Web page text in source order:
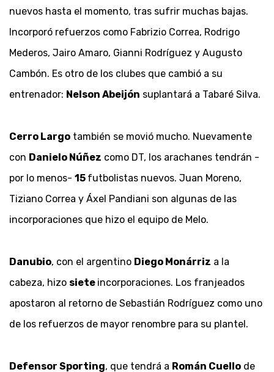
nuevos hasta el momento, tras sufrir muchas bajas.
Incorporó refuerzos como Fabrizio Correa, Rodrigo
Mederos, Jairo Amaro, Gianni Rodríguez y Augusto
Cambón. Es otro de los clubes que cambió a su
entrenador: Nelson Abeijón suplantará a Tabaré Silva.
Cerro Largo también se movió mucho. Nuevamente
con Danielo Núñez como DT, los arachanes tendrán -
por lo menos- 15 futbolistas nuevos. Juan Moreno,
Tiziano Correa y Áxel Pandiani son algunas de las
incorporaciones que hizo el equipo de Melo.
Danubio, con el argentino Diego Monárriz a la
cabeza, hizo siete incorporaciones. Los franjeados
apostaron al retorno de Sebastián Rodríguez como uno
de los refuerzos de mayor renombre para su plantel.
Defensor Sporting, que tendrá a Román Cuello de